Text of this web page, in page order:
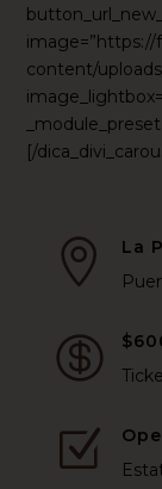
content/
[/

La

Z